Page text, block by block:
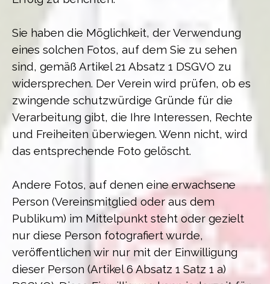
Sie haben die Möglichkeit, der Verwendung
eines solchen Fotos, auf dem Sie zu sehen
sind, gemäß Artikel 21 Absatz 1 DSGVO zu
widersprechen. Der Verein wird prüfen, ob es
zwingende schutzwürdige Gründe für die
Verarbeitung gibt, die Ihre Interessen, Rechte
und Freiheiten überwiegen. Wenn nicht, wird
das entsprechende Foto gelöscht.
Andere Fotos, auf denen eine erwachsene
Person (Vereinsmitglied oder aus dem
Publikum) im Mittelpunkt steht oder gezielt
nur diese Person fotografiert wurde,
veröffentlichen wir nur mit der Einwilligung
dieser Person (Artikel 6 Absatz 1 Satz 1 a)